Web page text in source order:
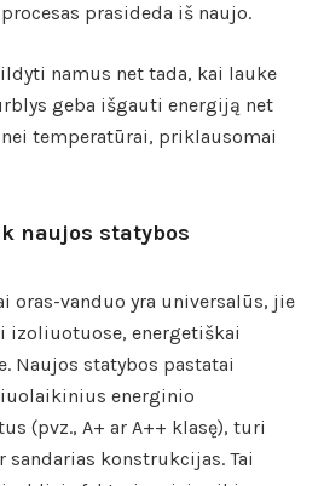
prasideda iš naujo.
namus net tada, kai lauke
geba išgauti energiją net
temperatūrai, priklausomai
naujos statybos
oras-vanduo yra universalūs, jie
izoliuotuose, energetiškai
Naujos statybos pastatai
energinio
(pvz., A+ ar A++ klasę), turi
konstrukcijas. Tai